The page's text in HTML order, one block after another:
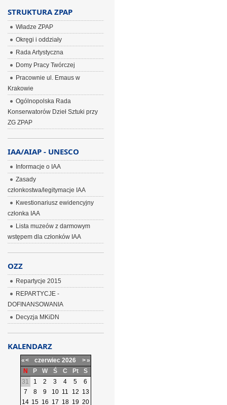
STRUKTURA ZPAP
Władze ZPAP
Okręgi i oddziały
Rada Artystyczna
Domy Pracy Twórczej
Pracownie ul. Emaus w
Krakowie
Ogólnopolska Rada
Konserwatorów Dzieł Sztuki przy
ZG ZPAP
IAA/AIAP - UNESCO
Informacje o IAA
Zasady
członkostwa/legitymacje IAA
Kwestionariusz ewidencyjny
członka IAA
Lista muzeów z darmowym
wstępem dla członków IAA
OZZ
Repartycje 2015
REPARTYCJE -
DOFINANSOWANIA
Decyzja MKiDN
KALENDARZ
«< czerwiec 2026 >»
N
P W Ś C Pt
S
31
1 2 3 4 5
6
7
8 9 10 11 12 13
14 15 16 17 18 19 20